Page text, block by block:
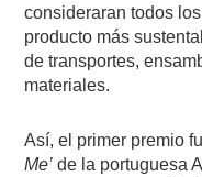
consideraran todos
producto más
de transportes,
materiales.
Así, el primer premio
Me’ de la portuguesa